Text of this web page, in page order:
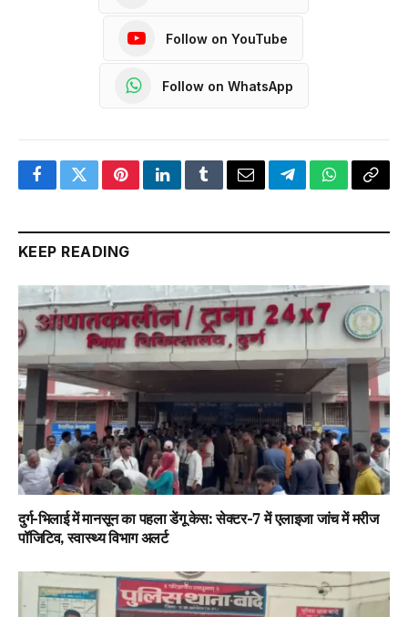
Follow on YouTube
Follow on WhatsApp
FacebookTwitterPinterestLinkedInTumblrEmailTelegramWhatsApp
Copy
KEEP READING
दुर्ग-भिलाई में मानसून का पहला डेंगू केस: सेक्टर-7 में एलाइजा जांच में मरीज
पॉजिटिव, स्वास्थ्य विभाग अलर्ट